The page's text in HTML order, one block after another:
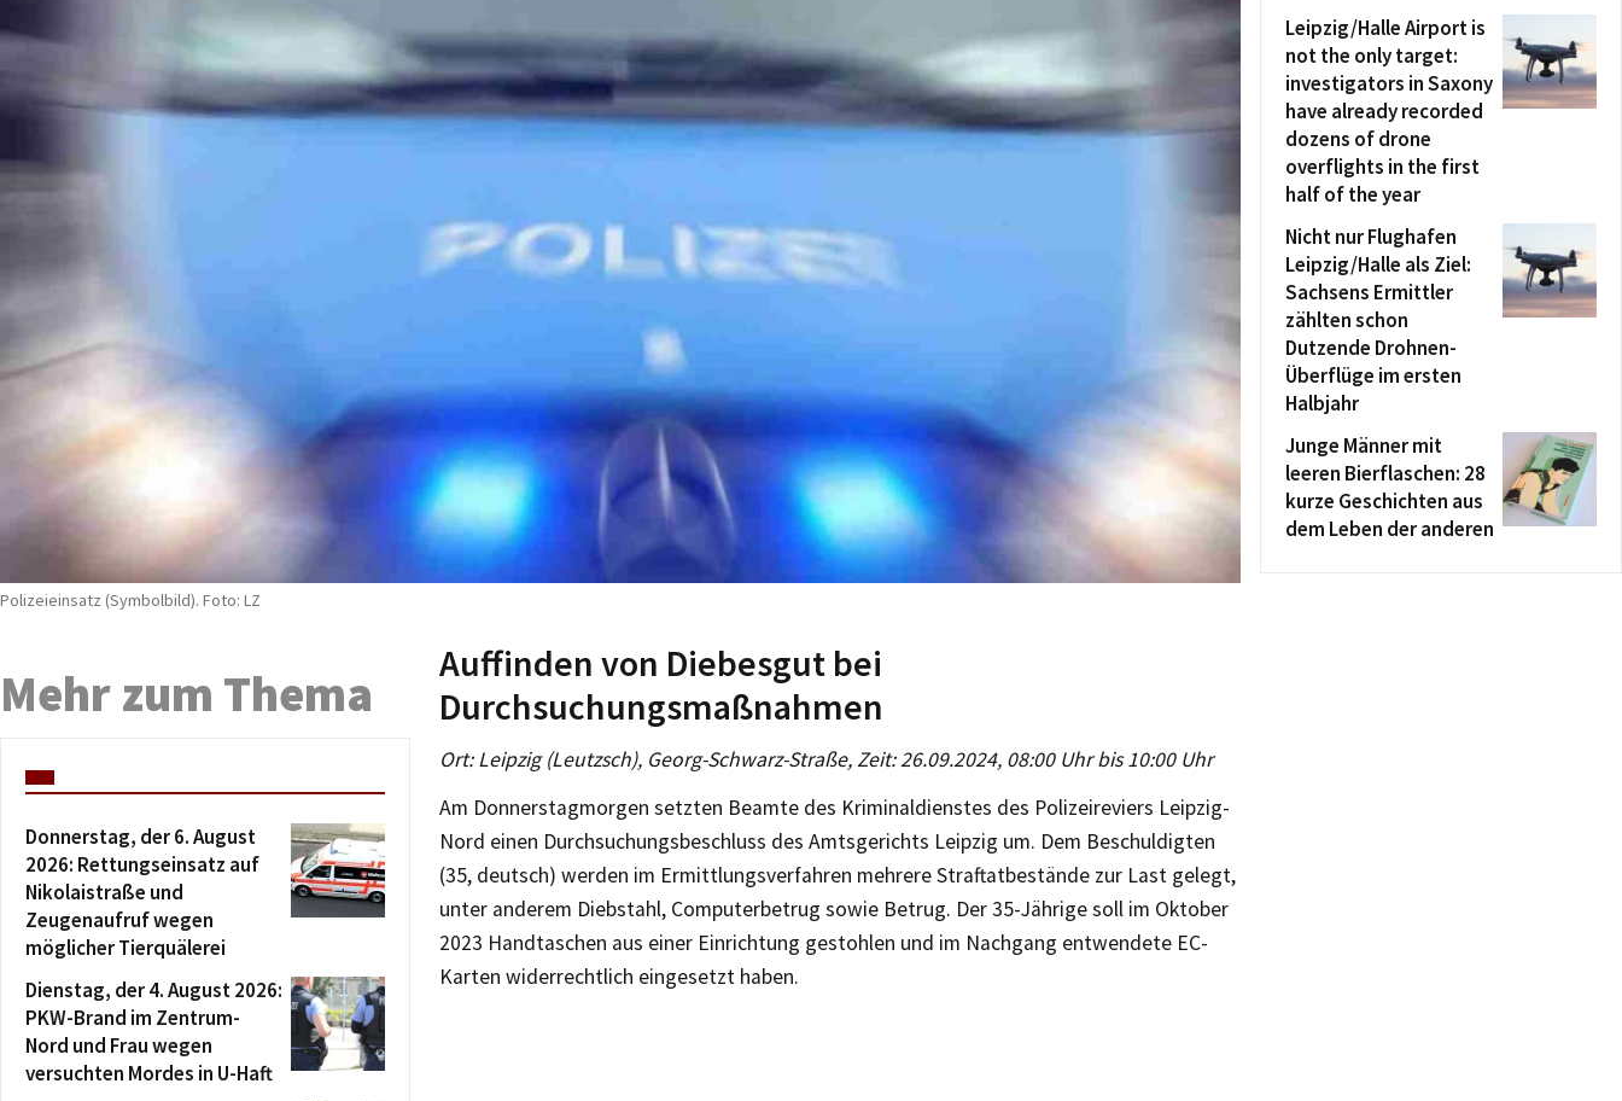
Polizeieinsatz (Symbolbild). Foto: LZ
Auffinden von Diebesgut bei
Durchsuchungsmaßnahmen
Ort: Leipzig (Leutzsch), Georg-Schwarz-Straße, Zeit: 26.09.2024, 08:00 Uhr bis 10:00 Uhr
Am Donnerstagmorgen setzten Beamte des Kriminaldienstes des Polizeireviers Leipzig-
Nord einen Durchsuchungsbeschluss des Amtsgerichts Leipzig um. Dem Beschuldigten
(35, deutsch) werden im Ermittlungsverfahren mehrere Straftatbestände zur Last gelegt,
unter anderem Diebstahl, Computerbetrug sowie Betrug. Der 35-Jährige soll im Oktober
2023 Handtaschen aus einer Einrichtung gestohlen und im Nachgang entwendete EC-
Karten widerrechtlich eingesetzt haben.
Mehr zum Thema
Donnerstag, der 6. August
2026: Rettungseinsatz auf
Nikolaistraße und
Zeugenaufruf wegen
möglicher Tierquälerei
Dienstag, der 4. August 2026:
PKW-Brand im Zentrum-
Nord und Frau wegen
versuchten Mordes in U-Haft
Leipzig/Halle Airport is
not the only target:
investigators in Saxony
have already recorded
dozens of drone
overflights in the first
half of the year
Nicht nur Flughafen
Leipzig/Halle als Ziel:
Sachsens Ermittler
zählten schon
Dutzende Drohnen-
Überflüge im ersten
Halbjahr
Junge Männer mit
leeren Bierflaschen: 28
kurze Geschichten aus
dem Leben der anderen